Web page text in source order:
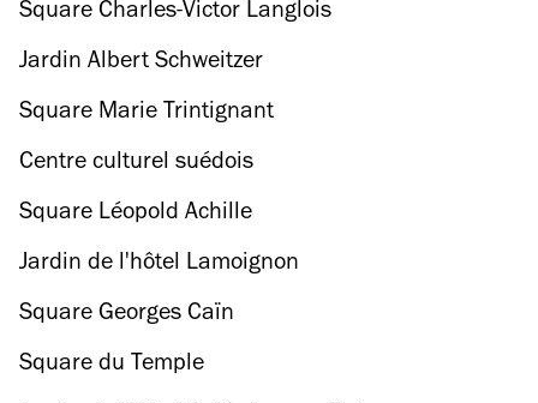
Square Charles-Victor Langlois
Jardin Albert Schweitzer
Square Marie Trintignant
Centre culturel suédois
Square Léopold Achille
Jardin de l'hôtel Lamoignon
Square Georges Caïn
Square du Temple